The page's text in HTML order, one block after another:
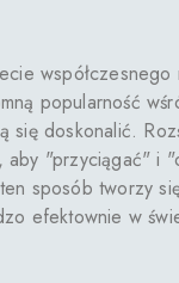
współczesnego
popularność
się doskonalić.
aby "przyciągać" i
sposób tworzy
efektownie w